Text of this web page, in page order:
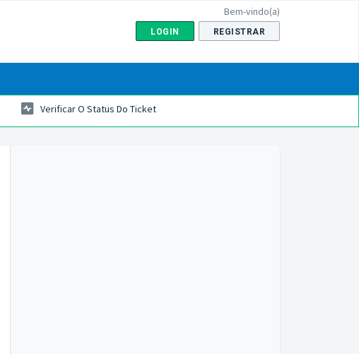
Bem-vindo(a)
LOGIN REGISTRAR
Verificar O Status Do Ticket